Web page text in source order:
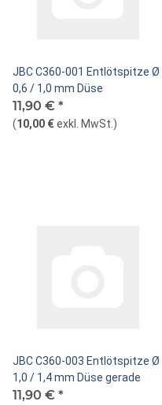
JBC C360-001 Entlötspitze Ø
0,6 / 1,0 mm Düse
11,90 € *
(10,00 €exkl. MwSt. )
JBC C360-003 Entlötspitze Ø
1,0 / 1,4 mm Düse gerade
11,90 € *